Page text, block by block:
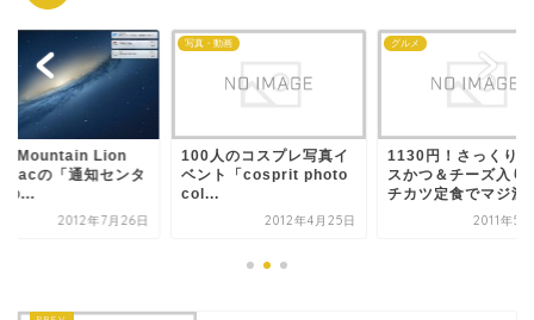
X Mountain Lion
Macの「通知センタ
の...
2012年7月26日
写真・動画
100人のコスプレ写真イ
ベント「cosprit photo
col...
2012年4月25日
グルメ
1130円！さっくり
スかつ＆チーズ入り
チカツ定食でマジ満
2011年5